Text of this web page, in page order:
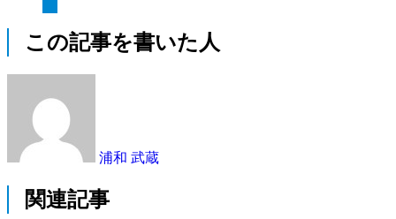
この記事を書いた人
浦和 武蔵
関連記事